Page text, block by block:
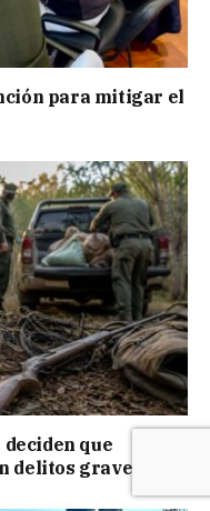
para mitigar el
que
delitos graves